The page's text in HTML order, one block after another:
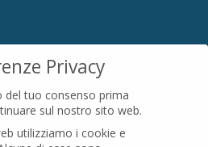
– Italy
Privacy
del tuo consenso prima
sul nostro sito web.
utilizziamo i cookie e